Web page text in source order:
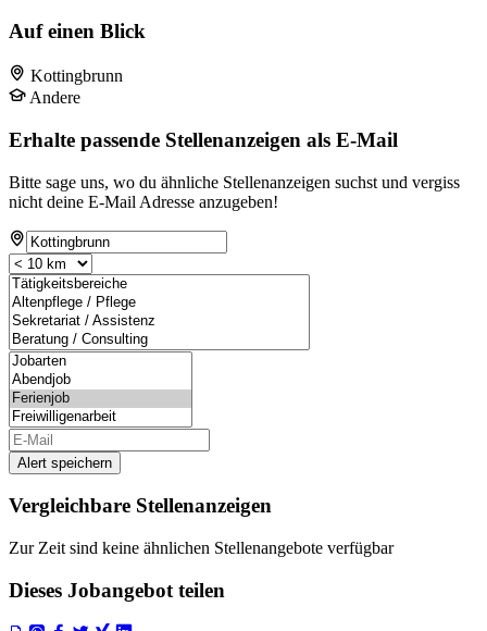
Auf einen Blick
Kottingbrunn
Andere
Erhalte passende Stellenanzeigen als E-Mail
Bitte sage uns, wo du ähnliche Stellenanzeigen suchst und vergiss
nicht deine E-Mail Adresse anzugeben!
Alert speichern
Vergleichbare Stellenanzeigen
Zur Zeit sind keine ähnlichen Stellenangebote verfügbar
Dieses Jobangebot teilen